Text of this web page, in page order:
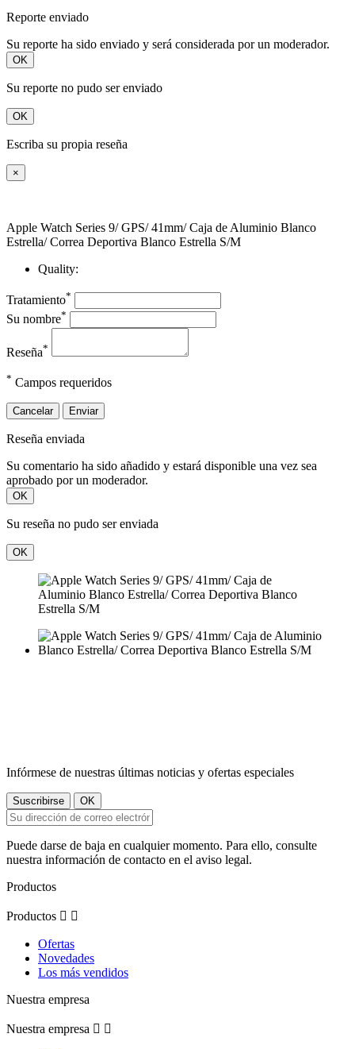
Reporte enviado
Su reporte ha sido enviado y será considerada por un moderador.
OK
Su reporte no pudo ser enviado
OK
Escriba su propia reseña
×
Apple Watch Series 9/ GPS/ 41mm/ Caja de Aluminio Blanco
Estrella/ Correa Deportiva Blanco Estrella S/M
Quality:
Tratamiento*
Su nombre*
Reseña*
* Campos requeridos
Cancelar Enviar
Reseña enviada
Su comentario ha sido añadido y estará disponible una vez sea
aprobado por un moderador.
OK
Su reseña no pudo ser enviada
OK
Infórmese de nuestras últimas noticias y ofertas especiales
Puede darse de baja en cualquier momento. Para ello, consulte
nuestra información de contacto en el aviso legal.
Productos
Productos  
Ofertas
Novedades
Los más vendidos
Nuestra empresa
Nuestra empresa  